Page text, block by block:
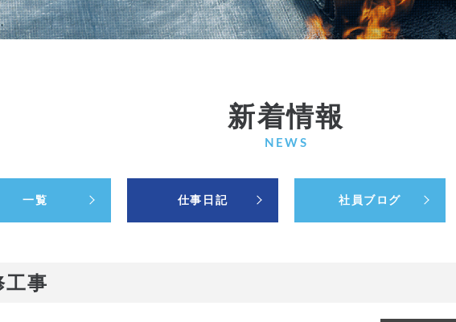
新着情報
NEWS
一覧 仕事日記 社員ブログ
工事